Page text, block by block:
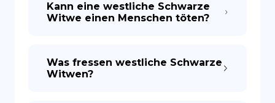
Kann eine westliche Schwarze
Witwe einen Menschen töten?
Was fressen westliche Schwarze
Witwen?